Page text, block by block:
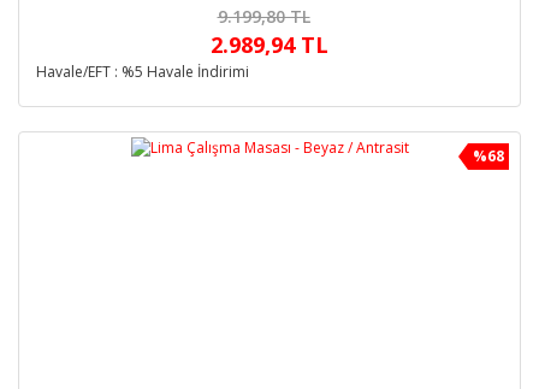
9.199,80 TL
2.989,94 TL
Havale/EFT : %5 Havale İndirimi
%68